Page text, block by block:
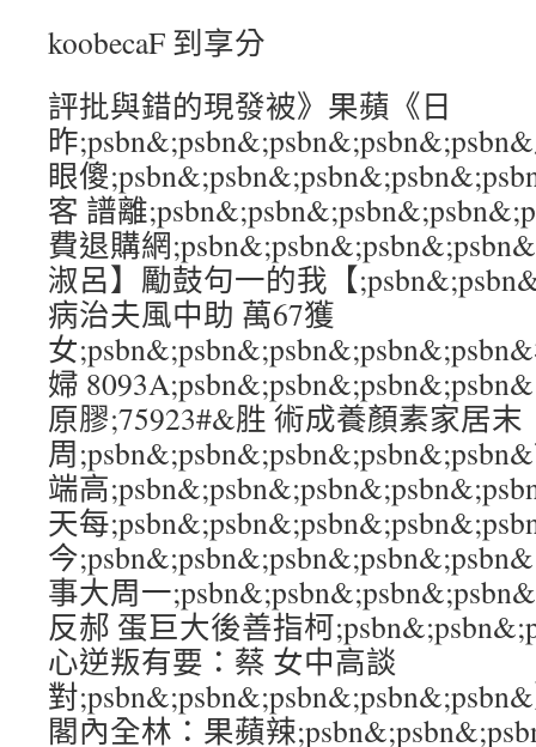
koobecaF 到享分
評批與錯的現發被》果蘋《日
昨
眼傻
客 譜離
費退購網
淑呂】勵鼓句一的我【
病治夫風中助 萬67獲
女
婦
原膠;75923#&胜 術成養顏素家居末
周
端高
天每
今
事大周一
反郝 蛋巨大後善指柯
心逆叛有要：蔡 女中高談
對
閣內全林：果蘋辣